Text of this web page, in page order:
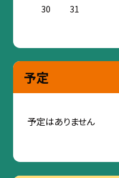
30
31
予定
予定はありません